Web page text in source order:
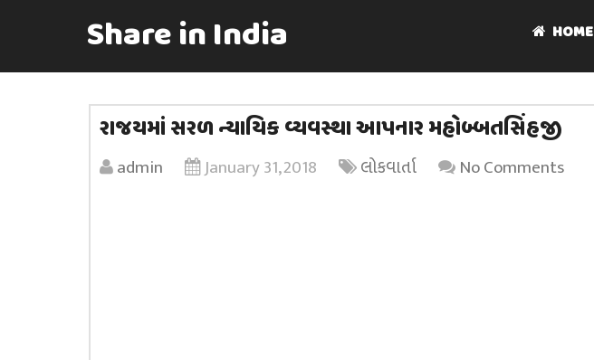
Share in India HOME
રાજયમાં સરળ ન્યાયિક વ્યવસ્થા આપનાર મહોબ્બતસિંહજી
admin January 31, 2018 લોકવાર્તા No Comments